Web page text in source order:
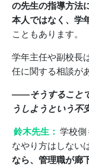
の先生の指導方法
本人ではなく、学
こともあります。
学年主任や副校長
任に関する相談が
――そうすること
うしようという不
鈴木先生： 学校側
なやり方はしない
なら、管理職が廊